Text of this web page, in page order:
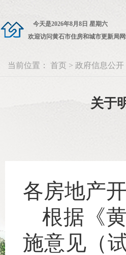
今天是2026年8月8日 星期六
欢迎访问黄石市住房和城市更新局
当前位置： 首页 > 政府信息公开
关于
各房地产
根据《
施意见（